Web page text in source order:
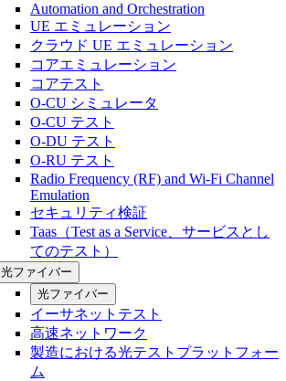
Automation and Orchestration
UE エミュレーション
クラウド UE エミュレーション
コアエミュレーション
コアテスト
O-CU シミュレータ
O-CU テスト
O-DU テスト
O-RU テスト
Radio Frequency (RF) and Wi-Fi Channel
Emulation
セキュリティ検証
Taas（Test as a Service、サービスとし
てのテスト）
光ファイバー
光ファイバー
イーサネットテスト
高速ネットワーク
製造における光テストプラットフォー
ム